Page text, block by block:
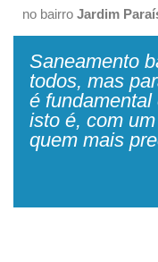
no bairro Jardim
Saneamento
todos, mas
é
isto é, com
quem mais